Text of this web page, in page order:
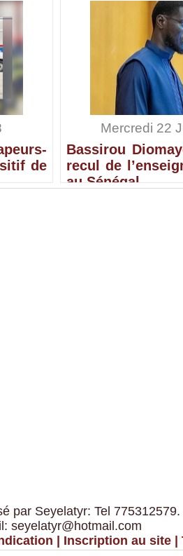
de
Mercredi 22
Bassirou
recul de
au Sénégal
par Seyelatyr: Tel 775312579.
seyelatyr@hotmail.com
Inscription au site